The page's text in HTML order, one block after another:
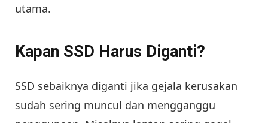
utama.
Kapan SSD Harus Diganti?
SSD sebaiknya diganti jika gejala kerusakan
sudah sering muncul dan mengganggu